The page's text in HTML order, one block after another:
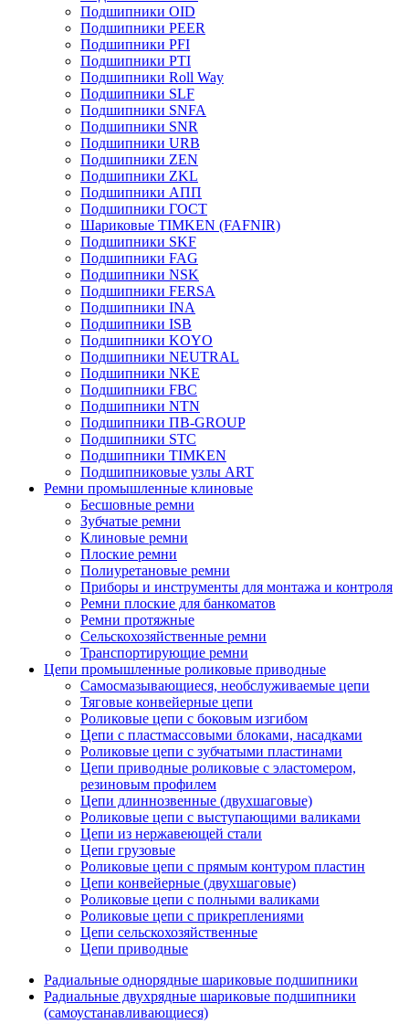
Подшипники OID
Подшипники PEER
Подшипники PFI
Подшипники PTI
Подшипники Roll Way
Подшипники SLF
Подшипники SNFA
Подшипники SNR
Подшипники URB
Подшипники ZEN
Подшипники ZKL
Подшипники АПП
Подшипники ГОСТ
Шариковые ТІMKEN (FAFNIR)
Подшипники SKF
Подшипники FAG
Подшипники NSK
Подшипники FERSA
Подшипники INA
Подшипники ISB
Подшипники KOYO
Подшипники NEUTRAL
Подшипники NKE
Подшипники FBC
Подшипники NTN
Подшипники ПВ-GROUP
Подшипники STC
Подшипники TIMKEN
Подшипниковые узлы ART
Ремни промышленные клиновые
Бесшовные ремни
Зубчатые ремни
Клиновые ремни
Плоские ремни
Полиуретановые ремни
Приборы и инструменты для монтажа и контроля
Ремни плоские для банкоматов
Ремни протяжные
Сельскохозяйственные ремни
Транспортирующие ремни
Цепи промышленные роликовые приводные
Самосмазывающиеся, необслуживаемые цепи
Тяговые конвейерные цепи
Роликовые цепи с боковым изгибом
Цепи с пластмассовыми блоками, насадками
Роликовые цепи с зубчатыми пластинами
Цепи приводные роликовые с эластомером,
резиновым профилем
Цепи длиннозвенные (двухшаговые)
Роликовые цепи с выступающими валиками
Цепи из нержавеющей стали
Цепи грузовые
Роликовые цепи с прямым контуром пластин
Цепи конвейерные (двухшаговые)
Роликовые цепи с полными валиками
Роликовые цепи с прикреплениями
Цепи сельскохозяйственные
Цепи приводные
Радиальные однорядные шариковые подшипники
Радиальные двухрядные шариковые подшипники
(самоустанавливающиеся)